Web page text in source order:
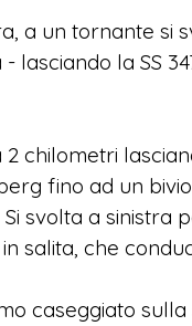
a un tornante si
la SS
chilometri
fino ad un
svolta a
salita, che
caseggiato